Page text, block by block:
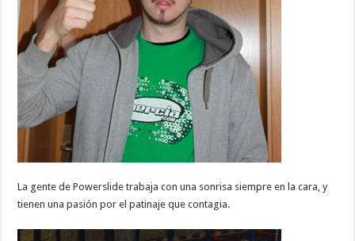
La gente de Powerslide trabaja con una sonrisa siempre en la cara, y
tienen una pasión por el patinaje que contagia.